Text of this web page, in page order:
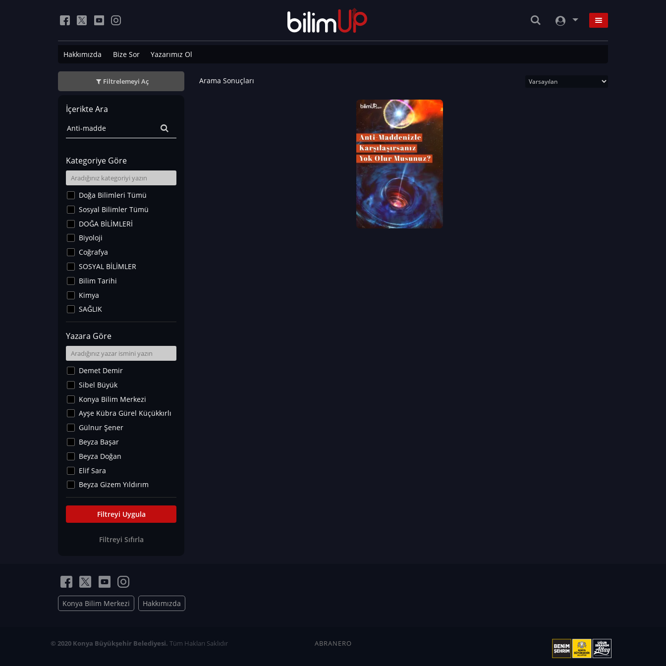
Hakkımızda Bize Sor Yazarımız Ol
Filtrelemeyi Aç
İçerikte Ara
Kategoriye Göre
Doğa Bilimleri Tümü
Sosyal Bilimler Tümü
DOĞA BİLİMLERİ
Biyoloji
Coğrafya
SOSYAL BİLİMLER
Bilim Tarihi
Kimya
SAĞLIK
Sanat Tarihi
Fizik
Yer Bilimleri
Astronomi ve Uzay
Noroloji
Matematik
Teknoloji
İklim Değişikliği
Arkeoloji
Kültür&Sanat
Yaşam Tavsiyeleri
Merakoloji
Eğitim Bilimleri
Yazara Göre
Demet Demir
Sibel Büyük
Konya Bilim Merkezi
Ayşe Kübra Gürel Küçükkırlı
Gülnur Şener
Beyza Başar
Beyza Doğan
Elif Sara
Beyza Gizem Yıldırım
İlknur İyigökler
Büşra Elif Kıvrak
Can TORUN
Elif Sara
Ayşe Edanur Başer
Gözde Düriye Alkan
Ceren Eda Erol
Filtreyi Uygula
Filtreyi Sıfırla
Arama Sonuçları
Konya Bilim Merkezi Hakkımızda
© 2020 Konya Büyükşehir Belediyesi. Tüm Hakları Saklıdır ABRANERO